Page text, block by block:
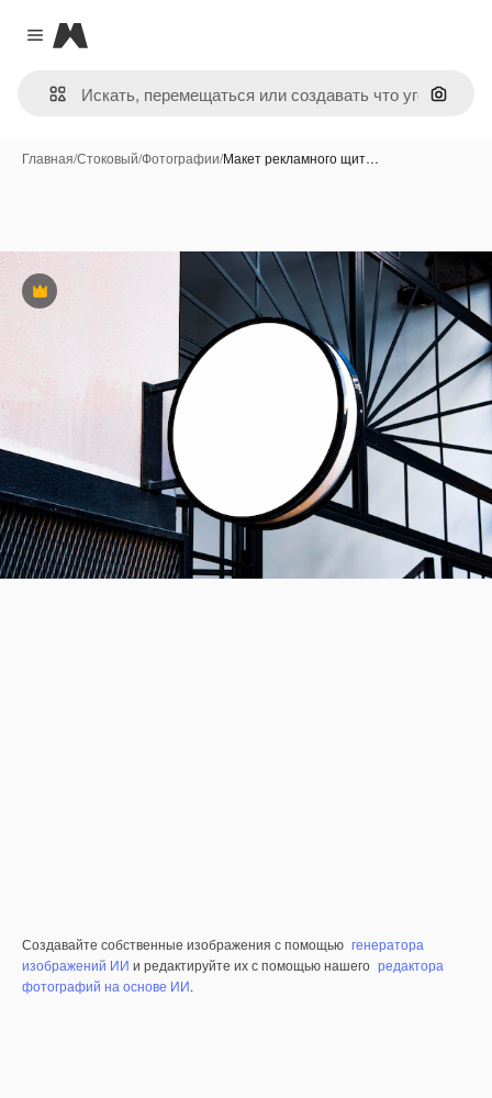
Close menu
Magnific
Поиск
Главная/Стоковый/Фотографии/Макет рекламного щит…
Премиум
Создавайте собственные изображения с помощью генератора
изображений ИИ и редактируйте их с помощью нашего редактора
фотографий на основе ИИ.